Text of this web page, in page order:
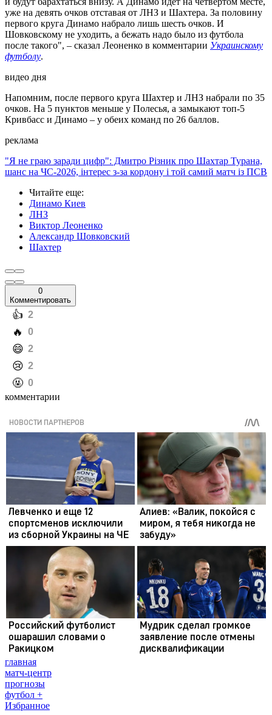
уже на девять очков отставая от ЛНЗ и Шахтера. За половину
первого круга Динамо набрало лишь шесть очков. И
Шовковскому не уходить, а бежать надо было из футбола
после такого", – сказал Леоненко в комментарии Украинскому
футболу.
видео дня
Напомним, после первого круга Шахтер и ЛНЗ набрали по 35
очков. На 5 пунктов меньше у Полесья, а замыкают топ-5
Кривбасс и Динамо – у обеих команд по 26 баллов.
реклама
"Я не граю заради цифр": Дмитро Різник про Шахтар Турана,
шанс на ЧС-2026, інтерес з-за кордону і той самий матч із ПСВ
Читайте еще:
Динамо Киев
ЛНЗ
Виктор Леоненко
Александр Шовковский
Шахтер
0
Комментировать
️👍 2
️🔥 0
️😄 2
️😢 2
️🤬 0
комментарии
главная
матч-центр
прогнозы
футбол +
Избранное